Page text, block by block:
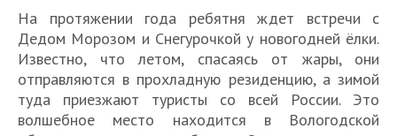
недорого
На протяжении года ребятня ждет встречи с
Дедом Морозом и Снегурочкой у новогодней ёлки.
Известно, что летом, спасаясь от жары, они
отправляются в прохладную резиденцию, а зимой
туда приезжают туристы со всей России. Это
волшебное место находится в Вологодской